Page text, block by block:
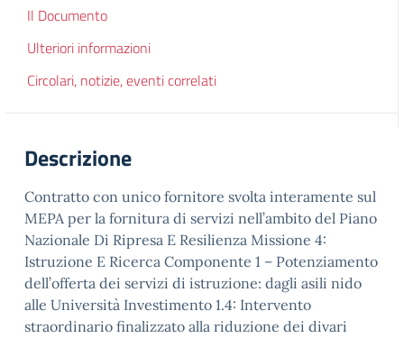
Il Documento
Ulteriori informazioni
Circolari, notizie, eventi correlati
Descrizione
Contratto con unico fornitore svolta interamente sul
MEPA per la fornitura di servizi nell’ambito del Piano
Nazionale Di Ripresa E Resilienza Missione 4:
Istruzione E Ricerca Componente 1 – Potenziamento
dell’offerta dei servizi di istruzione: dagli asili nido
alle Università Investimento 1.4: Intervento
straordinario finalizzato alla riduzione dei divari